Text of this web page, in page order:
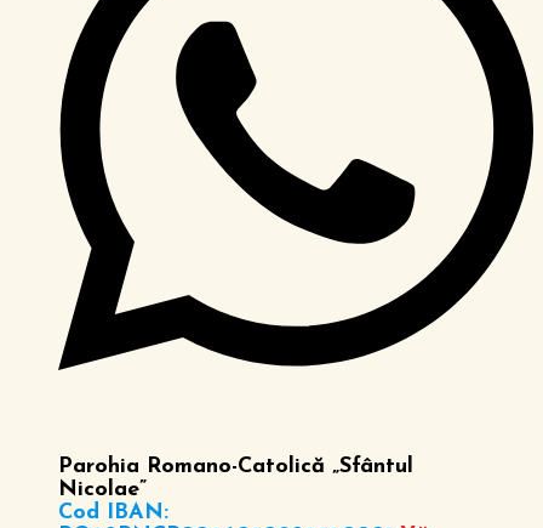
Parohia Romano-Catolică „Sfântul
Nicolae”
Cod IBAN: